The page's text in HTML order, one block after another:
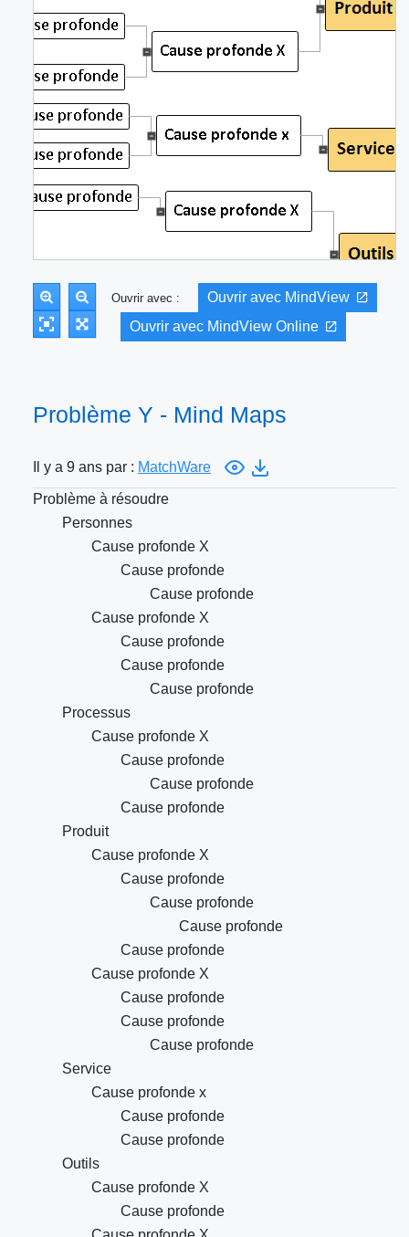
Ouvrir avec :
Ouvrir avec MindView
Ouvrir avec MindView Online
Problème Y - Mind Maps
Il y a 9 ans par : MatchWare
Problème à résoudre
Personnes
Cause profonde X
Cause profonde
Cause profonde
Cause profonde X
Cause profonde
Cause profonde
Cause profonde
Processus
Cause profonde X
Cause profonde
Cause profonde
Cause profonde
Produit
Cause profonde X
Cause profonde
Cause profonde
Cause profonde
Cause profonde
Cause profonde X
Cause profonde
Cause profonde
Cause profonde
Service
Cause profonde x
Cause profonde
Cause profonde
Outils
Cause profonde X
Cause profonde